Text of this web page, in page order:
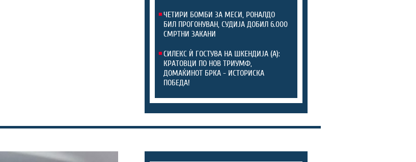
ЧЕТИРИ БОМБИ ЗА МЕСИ, РОНАЛДО
БИЛ ПРОГОНУВАН, СУДИЈА ДОБИЛ 6.000
СМРТНИ ЗАКАНИ
СИЛЕКС Ѝ ГОСТУВА НА ШКЕНДИЈА (А):
КРАТОВЦИ ПО НОВ ТРИУМФ,
ДОМАЌИНОТ БРКА - ИСТОРИСКА
ПОБЕДА!